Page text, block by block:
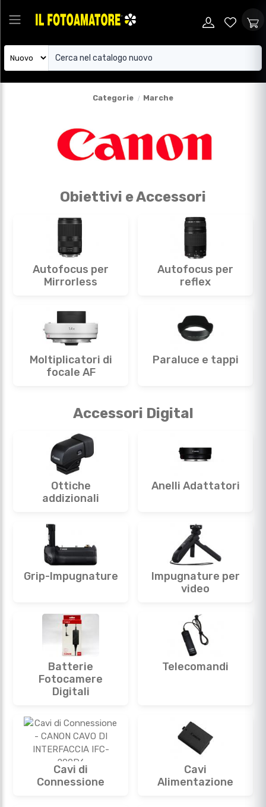
Categorie Marche
Obiettivi e Accessori
Autofocus per
Mirrorless
Autofocus per
reflex
Moltiplicatori di
focale AF
Paraluce e tappi
Accessori Digital
Ottiche
addizionali
Anelli Adattatori
Grip-Impugnature
Impugnature per
video
Batterie
Fotocamere
Digitali
Telecomandi
Cavi di
Connessione
Cavi
Alimentazione